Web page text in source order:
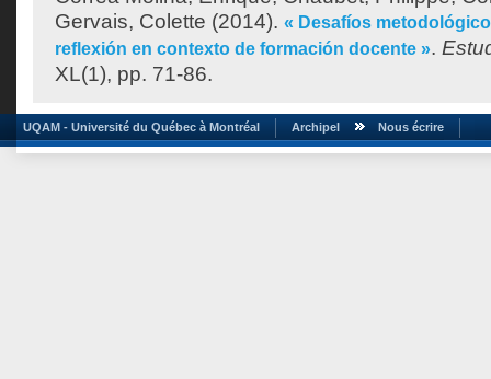
Gervais, Colette (2014). « Desafíos
reflexión en contexto de formación docente ».
XL(1), pp. 71-86.
UQAM - Université du Québec à Montréal Archipel Nous écrire